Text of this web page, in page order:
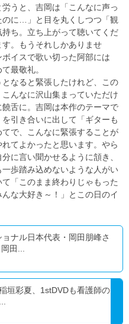
うと、吉岡は「こんなに声っ
に…」と目を丸くしつつ「観
ち。立ち上がって聴いてくだ
。もうそれしかありませ
イスで歌い切った阿部には
最敬礼。
なると緊張したけれど、この
んなに沢山集まっていただけ
舌に。吉岡は本作のテーマで
引き合いに出して「ギターも
で、こんなに緊張することが
てよかったと思います。やら
に言い聞かせるように頷き、
一歩踏み込めないような人がい
「このまま終わりじゃもった
な大好き～！」とこの日のイ
ナル日本代表・岡田朋峰さ
田...
垣彩夏、1stDVDも看護師の